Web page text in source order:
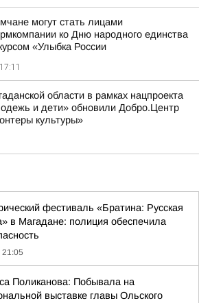
могут стать лицами
ко Дню народного единства
«Улыбка России
17:11
области в рамках нацпроекта
и дети» обновили Добро.Центр
культуры»
фестиваль «Братина: Русская
в Магадане: полиция обеспечила
21:05
Поликанова: Побывала на
выставке главы Ольского